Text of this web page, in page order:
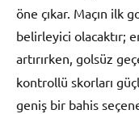
öne çıkar. Maçın ilk
belirleyici olacaktır;
artırırken, golsüz
kontrollü skorları
geniş bir bahis